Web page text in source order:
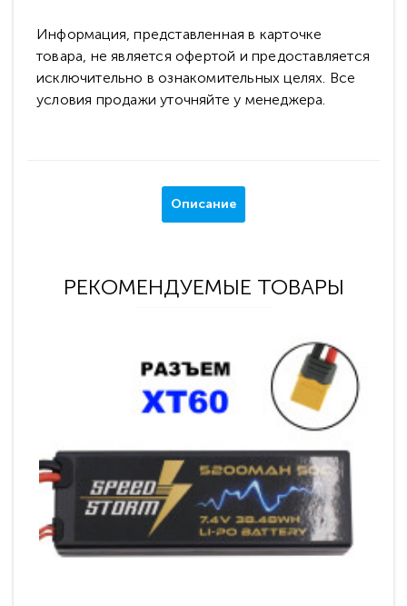
Информация, представленная в карточке
товара, не является офертой и предоставляется
исключительно в ознакомительных целях. Все
условия продажи уточняйте у менеджера.
Описание
РЕКОМЕНДУЕМЫЕ ТОВАРЫ